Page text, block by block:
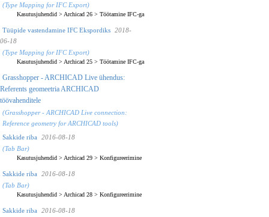
(Type Mapping for IFC Export)
Kasutusjuhendid > Archicad 26 > Töötamine IFC-ga
Tüüpide vastendamine IFC Ekspordiks
2018-
06-18
(Type Mapping for IFC Export)
Kasutusjuhendid > Archicad 25 > Töötamine IFC-ga
Grasshopper - ARCHICAD Live ühendus:
Referents geomeetria ARCHICAD
töövahenditele
(Grasshopper - ARCHICAD Live connection:
Reference geometry for ARCHICAD tools)
Sakkide riba
2016-08-18
(Tab Bar)
Kasutusjuhendid > Archicad 29 > Konfigureerimine
Sakkide riba
2016-08-18
(Tab Bar)
Kasutusjuhendid > Archicad 28 > Konfigureerimine
Sakkide riba
2016-08-18